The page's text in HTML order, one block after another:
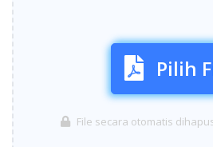
Pilih
File secara otomatis